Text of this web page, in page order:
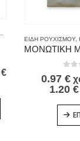
€
ΕΙΔΗ ΡΟΥΧΙΣΜΟΥ,
0.97 €
1.20 €